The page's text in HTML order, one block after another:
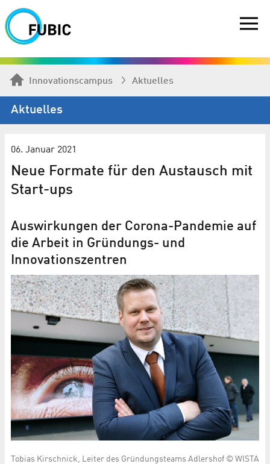
Innovationscampus Aktuelles
Aktuelles
06. Januar 2021
Neue Formate für den Austausch mit
Start-ups
Auswirkungen der Corona-Pandemie auf
die Arbeit in Gründungs- und
Innovationszentren
Tobias Kirschnick, Leiter des Gründungsteams Adlershof © WISTA